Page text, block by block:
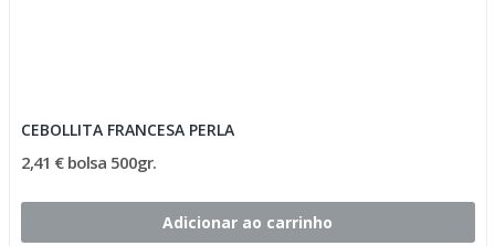
CEBOLLITA FRANCESA PERLA
2,41 € bolsa 500gr.
Adicionar ao carrinho